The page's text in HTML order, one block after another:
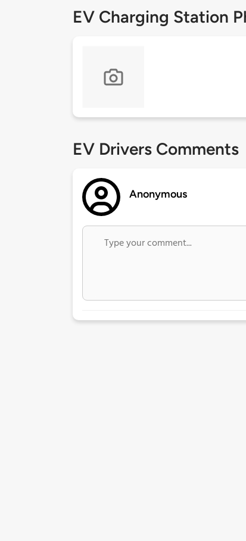
EV Charging Station
EV Drivers Comments
Anonymous